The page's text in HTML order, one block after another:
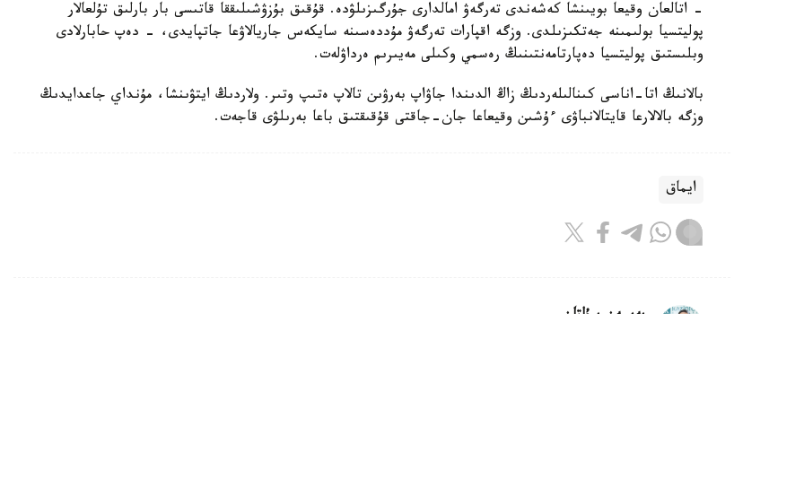
- اتالعان وقيعا بويىنشا كەشەندى تەرگەۋ امالدارى جۇرگىزىلۋدە. قۇقىق بۇزۋشىلىققا قاتىسى بار بارلىق تۇلعالار
پوليتسيا بولىمىنە جەتكىزىلدى. وزگە اقپارات تەرگەۋ مۇددەسىنە سايكەس جاريالاۋعا جاتپايدى، - دەپ حابارلادى
وبلىستىق پوليتسيا دەپارتامەنتىنىڭ رەسمي وكىلى مەيىرىم ەرداۋلەت.
بالانىڭ اتا-اناسى كىنالىلەردىڭ زاڭ الدىندا جاۋاپ بەرۋىن تالاپ ەتىپ وتىر. ولاردىڭ ايتۋىنشا، مۇنداي جاعدايدىڭ
وزگە بالالارعا قايتالانباۋى ءۇشىن وقيعاعا جان-جاقتى قۇقىقتىق باعا بەرىلۋى قاجەت.
ايماق
بەيسەن سۇلتان